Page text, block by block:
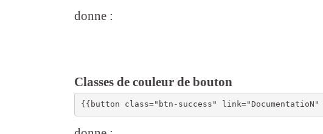
donne :
Classes de couleur de bouton